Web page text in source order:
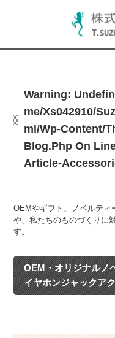
Warning:
Me/xs042910/
Ml/wp-Content/
Blog.phpOn
Article-
OEMやギフト、ノベルティ
や、私たちのものづくりに
す。
OEM・オリジナルノ
イヤホンジャックア